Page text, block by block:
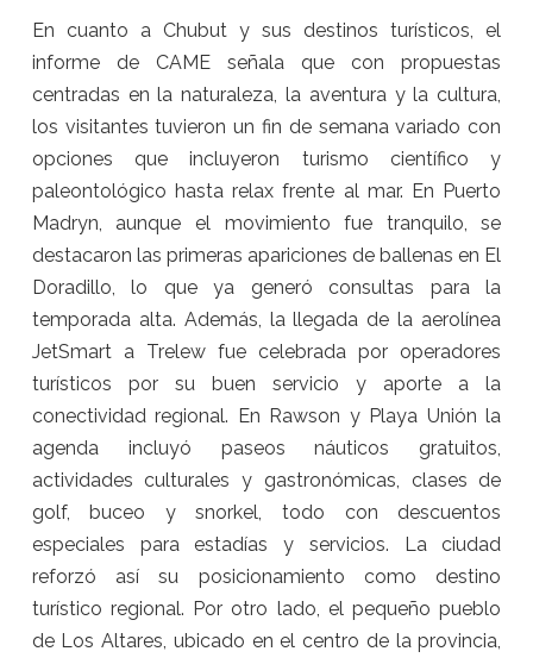
En cuanto a Chubut y sus destinos turísticos, el
informe de CAME señala que con propuestas
centradas en la naturaleza, la aventura y la cultura,
los visitantes tuvieron un fin de semana variado con
opciones que incluyeron turismo científico y
paleontológico hasta relax frente al mar. En Puerto
Madryn, aunque el movimiento fue tranquilo, se
destacaron las primeras apariciones de ballenas en El
Doradillo, lo que ya generó consultas para la
temporada alta. Además, la llegada de la aerolínea
JetSmart a Trelew fue celebrada por operadores
turísticos por su buen servicio y aporte a la
conectividad regional. En Rawson y Playa Unión la
agenda incluyó paseos náuticos gratuitos,
actividades culturales y gastronómicas, clases de
golf, buceo y snorkel, todo con descuentos
especiales para estadías y servicios. La ciudad
reforzó así su posicionamiento como destino
turístico regional. Por otro lado, el pequeño pueblo
de Los Altares, ubicado en el centro de la provincia,